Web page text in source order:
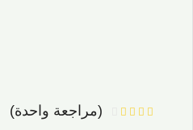
(مراجعة واحدة)